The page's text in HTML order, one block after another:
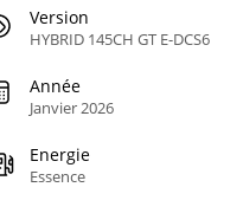
Version
HYBRID 145CH GT E-DCS6
Année
Janvier 2026
Energie
Essence